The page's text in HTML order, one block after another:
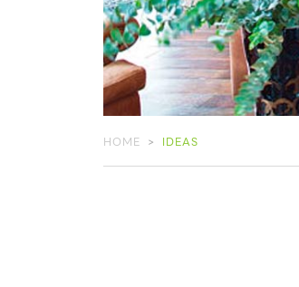
HOME IDEAS